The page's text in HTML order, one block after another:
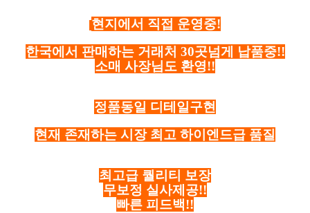
현지에서 직접 운영중!
한국에서 판매하는 거래처 30곳넘게 납품중!!
소매 사장님도 환영!!
정품동일 디테일구현
현재 존재하는 시장 최고 하이엔드급 품질
최고급 퀄리티 보장
무보정 실사제공!!
빠른 피드백!!